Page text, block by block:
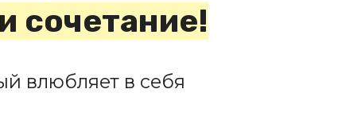
сочетание!
влюбляет в себя